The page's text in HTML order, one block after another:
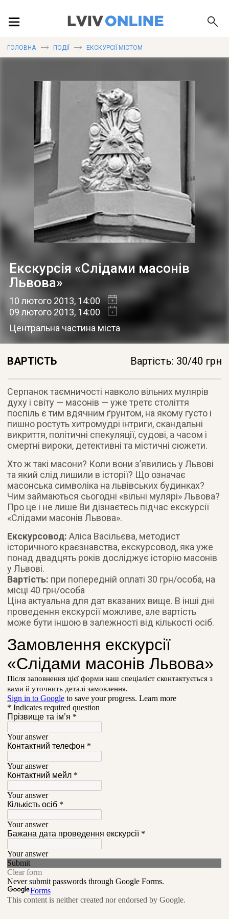
ПУБЛІКАЦІЇ
ГОЛОВНА ПОДІЇ ЕКСКУРСІЇ МІСТОМ
Екскурсія «Слідами масонів
Львова»
10 лютого 2013, 14:00
09 лютого 2013, 14:00
Центральна частина міста
ВАРТІСТЬ Вартість: 30/40 грн
Серпанок таємничості навколо вільних мулярів
духу і світу — масонів — уже третє століття
поспіль є тим вдячним ґрунтом, на якому густо і
пишно ростуть хитромудрі інтриги, скандальні
викриття, політичні спекуляції, судові, а часом і
смертні вироки, детективні та містичні сюжети.
Хто ж такі масони? Коли вони з’явились у Львові
та який слід лишили в історії? Що означає
масонська символіка на львівських будинках?
Чим займаються сьогодні «вільні мулярі» Львова?
Про це і не лише Ви дізнаєтесь підчас екскурсії
«Слідами масонів Львова».
Екскурсовод:Аліса Васільєва, методист
історичного краєзнавства, екскурсовод, яка уже
понад двадцять років досліджує історію масонів
у Львові.
Вартість: при попередній оплаті 30 грн/особа, на
місці 40 грн/особа
Ціна актуальна для дат вказаних вище. В інші дні
проведення екскурсії можливе, але вартість
може бути іншою в залежності від кількості осіб.